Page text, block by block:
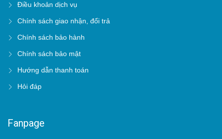
Điều khoản dịch vụ
Chính sách giao nhận, đổi trả
Chính sách bảo hành
Chính sách bảo mật
Hướng dẫn thanh toán
Hỏi đáp
Fanpage